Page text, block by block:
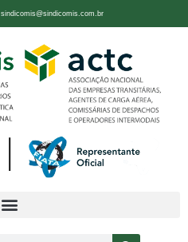
sindicomis@sindicomis.com.br